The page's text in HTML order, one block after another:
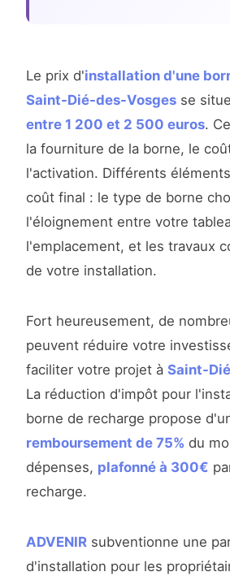
Le prix d'installation d'une
Saint-Dié-des-Vosges se
entre 1 200 et 2 500 euros.
la fourniture de la borne, le
l'activation. Différents
coût final : le type de borne
l'éloignement entre votre
l'emplacement, et les travaux
de votre installation.
Fort heureusement, de
peuvent réduire votre
faciliter votre projet à Saint-
La réduction d'impôt pour
borne de recharge propose
remboursement de 75% du
dépenses, plafonné à 300€
recharge.
ADVENIR subventionne une
d'installation pour les